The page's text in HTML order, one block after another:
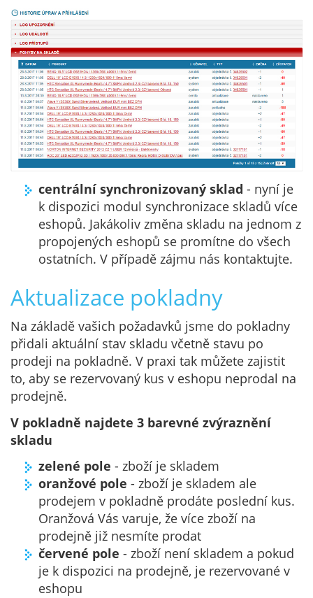
centrální synchronizovaný sklad - nyní je
k dispozici modul synchronizace skladů více
eshopů. Jakákoliv změna skladu na jednom z
propojených eshopů se promítne do všech
ostatních. V případě zájmu nás kontaktujte.
Aktualizace pokladny
Na základě vašich požadavků jsme do pokladny
přidali aktuální stav skladu včetně stavu po
prodeji na pokladně. V praxi tak můžete zajistit
to, aby se rezervovaný kus v eshopu neprodal na
prodejně.
V pokladně najdete 3 barevné zvýraznění
skladu
zelené pole - zboží je skladem
oranžové pole - zboží je skladem ale
prodejem v pokladně prodáte poslední kus.
Oranžová Vás varuje, že více zboží na
prodejně již nesmíte prodat
červené pole - zboží není skladem a pokud
je k dispozici na prodejně, je rezervované v
eshopu